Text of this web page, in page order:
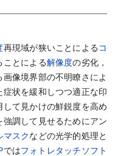
再現域が狭いことによる コ
ことによる解像度の劣化，
画像境界部の不明瞭さによ
状を緩和しつつ適正な印
て見かけの鮮鋭度を高め
調して見せるためにアン
マスクなどの光学的処理と
ではフォトレタッチソフト